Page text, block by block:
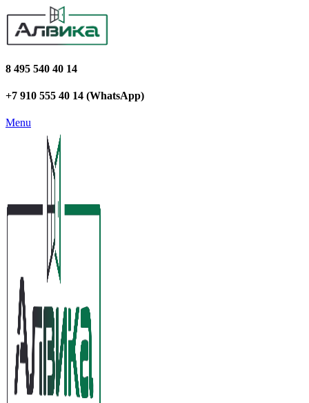
8 495 540 40 14
+7 910 555 40 14 (WhatsApp)
Menu